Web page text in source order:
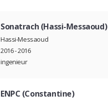
Sonatrach (Hassi-Messaoud)
Hassi-Messaoud
2016 - 2016
ingenieur
ENPC (Constantine)